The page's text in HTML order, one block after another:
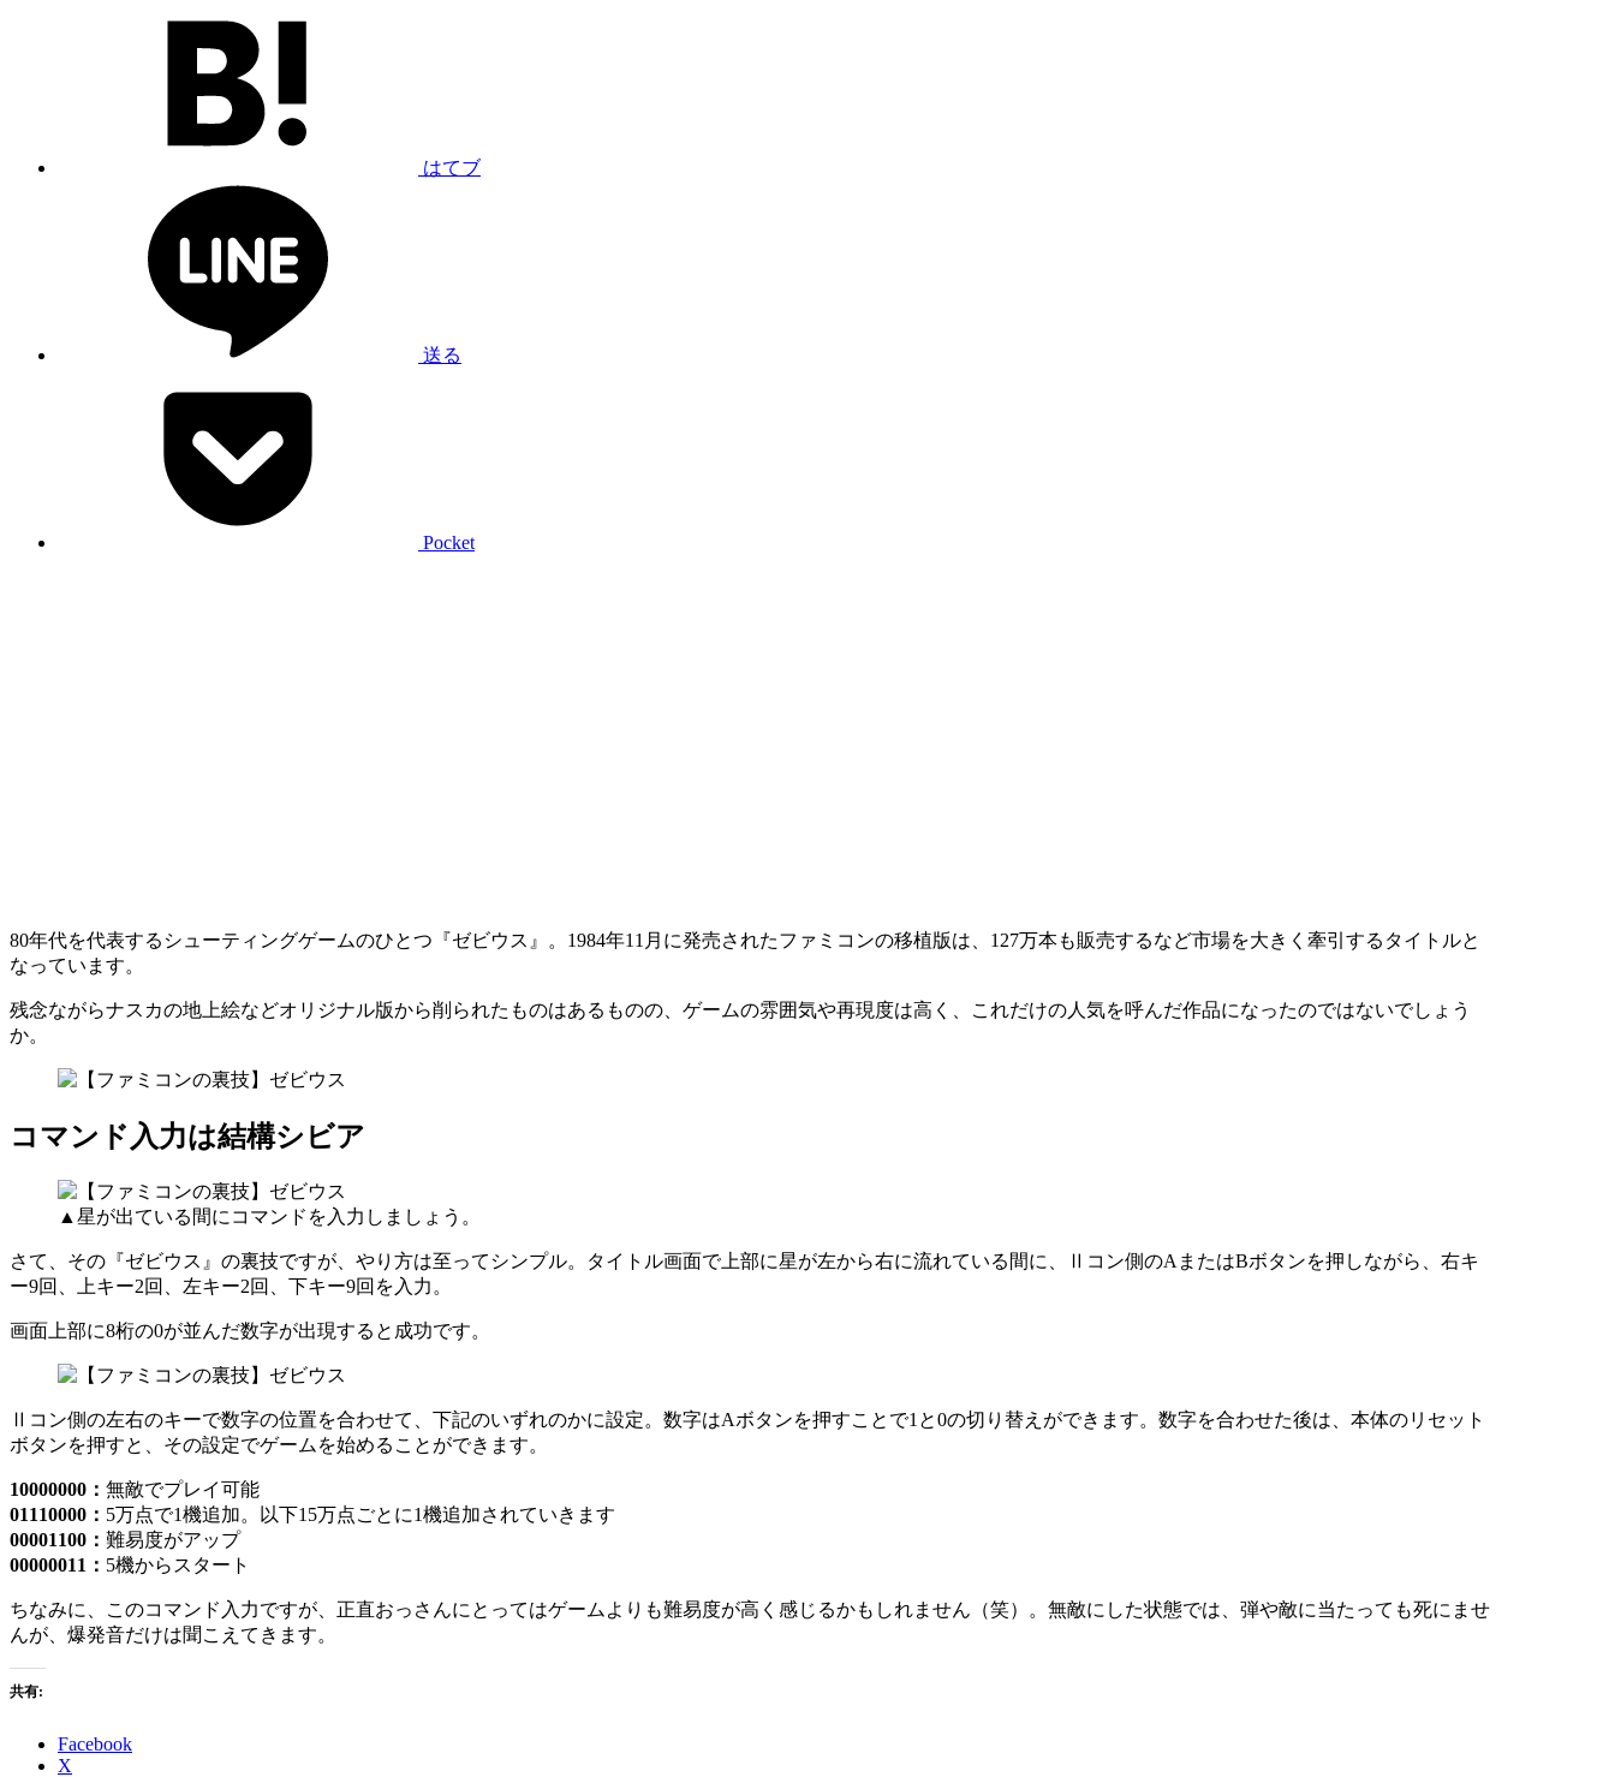
はてブ
送る
Pocket
80年代を代表するシューティングゲームのひとつ『ゼビウス』。1984年11月に発売されたファミコンの移植版は、127万本も販売するなど市場を大きく牽引するタイトルと
なっています。
残念ながらナスカの地上絵などオリジナル版から削られたものはあるものの、ゲームの雰囲気や再現度は高く、これだけの人気を呼んだ作品になったのではないでしょう
か。
コマンド入力は結構シビア
▲星が出ている間にコマンドを入力しましょう。
さて、その『ゼビウス』の裏技ですが、やり方は至ってシンプル。タイトル画面で上部に星が左から右に流れている間に、Ⅱコン側のAまたはBボタンを押しながら、右キ
ー9回、上キー2回、左キー2回、下キー9回を入力。
画面上部に8桁の0が並んだ数字が出現すると成功です。
Ⅱコン側の左右のキーで数字の位置を合わせて、下記のいずれのかに設定。数字はAボタンを押すことで1と0の切り替えができます。数字を合わせた後は、本体のリセット
ボタンを押すと、その設定でゲームを始めることができます。
10000000： 無敵でプレイ可能
01110000： 5万点で1機追加。以下15万点ごとに1機追加されていきます
00001100： 難易度がアップ
00000011： 5機からスタート
ちなみに、このコマンド入力ですが、正直おっさんにとってはゲームよりも難易度が高く感じるかもしれません（笑）。無敵にした状態では、弾や敵に当たっても死にませ
んが、爆発音だけは聞こえてきます。
共有:
Facebook
X